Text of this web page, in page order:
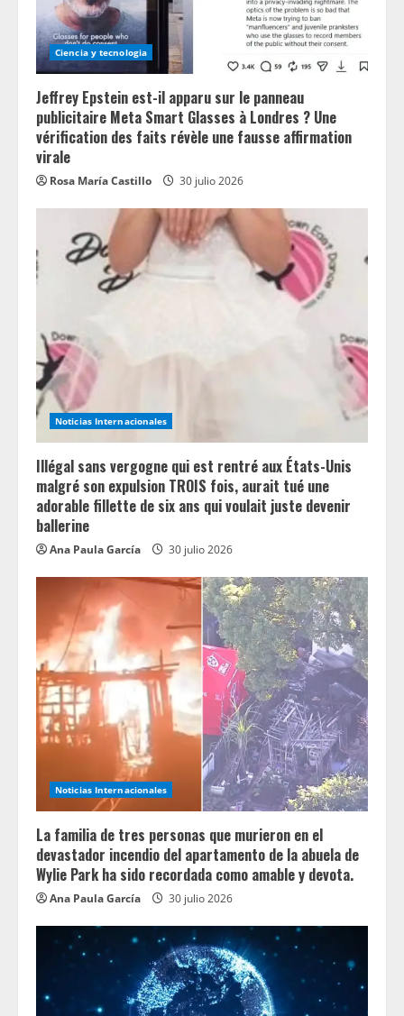
Ciencia y tecnologia
Jeffrey Epstein est-il apparu sur le panneau
publicitaire Meta Smart Glasses à Londres ? Une
vérification des faits révèle une fausse affirmation
virale
Rosa María Castillo 30 julio 2026
Noticias Internacionales
Illégal sans vergogne qui est rentré aux États-Unis
malgré son expulsion TROIS fois, aurait tué une
adorable fillette de six ans qui voulait juste devenir
ballerine
Ana Paula García 30 julio 2026
Noticias Internacionales
La familia de tres personas que murieron en el
devastador incendio del apartamento de la abuela de
Wylie Park ha sido recordada como amable y devota.
Ana Paula García 30 julio 2026